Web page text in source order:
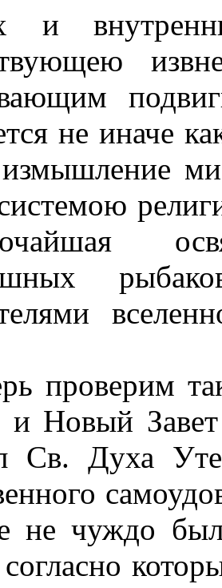
и
не иначе
проверим
и Новый
Св. Духа
не чуждо
согласно